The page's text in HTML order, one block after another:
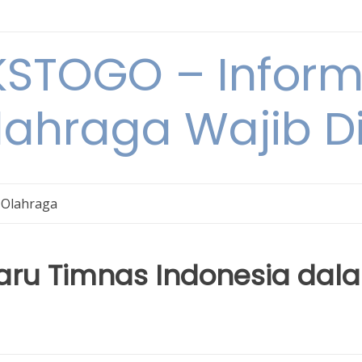
–
Wajib
Timnas Indonesia